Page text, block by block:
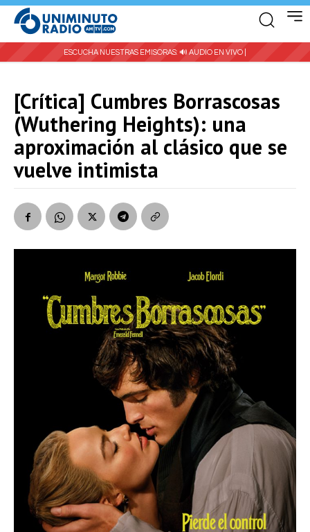
ESCUCHA NUESTRAS EMISORAS: 🔊 AUDIO EN VIVO |
[Crítica] Cumbres Borrascosas
(Wuthering Heights): una
aproximación al clásico que se
vuelve intimista